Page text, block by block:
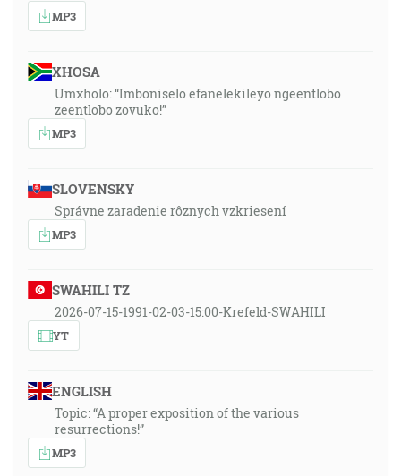
MP3
XHOSA
Umxholo: “Imboniselo efanelekileyo ngeentlobo
zeentlobo zovuko!”
MP3
SLOVENSKY
Správne zaradenie rôznych vzkriesení
MP3
SWAHILI TZ
2026-07-15-1991-02-03-15:00-Krefeld-SWAHILI
YT
ENGLISH
Topic: “A proper exposition of the various
resurrections!”
MP3